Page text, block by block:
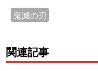
鬼滅の刃
関連記事